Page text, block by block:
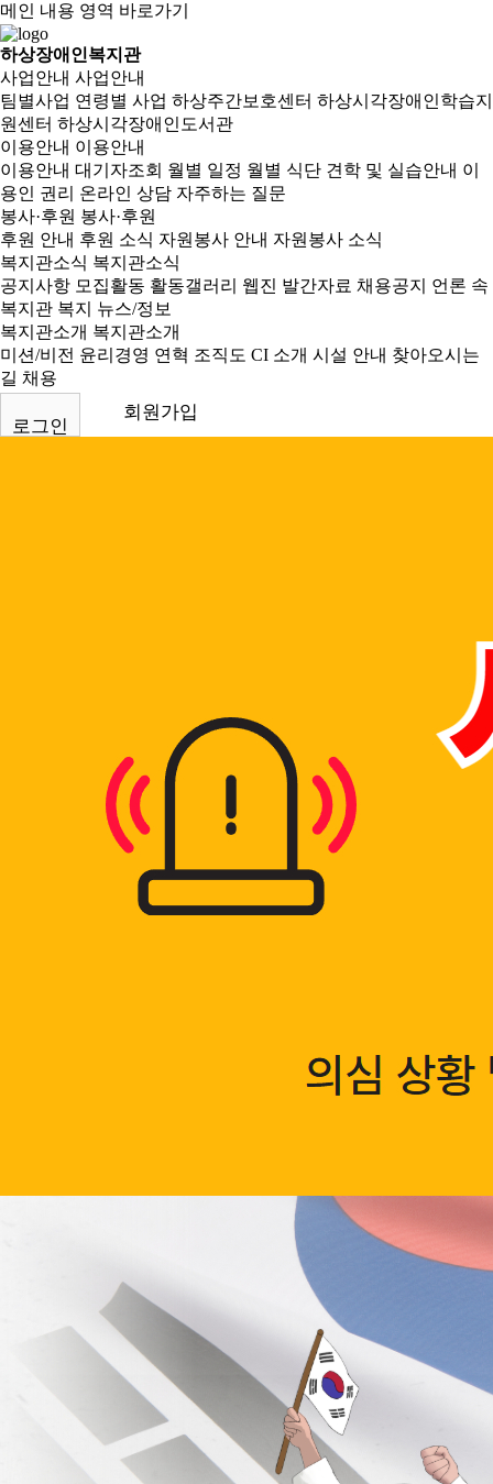
메인 내용 영역 바로가기
하상장애인복지관
사업안내 사업안내
팀별사업 연령별 사업 하상주간보호센터 하상시각장애인학습지
원센터 하상시각장애인도서관
이용안내 이용안내
이용안내 대기자조회 월별 일정 월별 식단 견학 및 실습안내 이
용인 권리 온라인 상담 자주하는 질문
봉사·후원 봉사·후원
후원 안내 후원 소식 자원봉사 안내 자원봉사 소식
복지관소식 복지관소식
공지사항 모집활동 활동갤러리 웹진 발간자료 채용공지
언론 속
복지관 복지 뉴스/정보
복지관소개 복지관소개
미션/비전 윤리경영 연혁 조직도 CI 소개 시설 안내 찾아오시는
길 채용
로그인
회원가입